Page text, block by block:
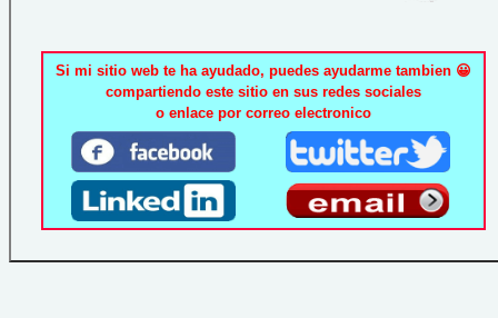
Si mi sitio web te ha ayudado, puedes ayudarme tambien 😀
compartiendo este sitio en sus redes sociales
o enlace por correo electronico